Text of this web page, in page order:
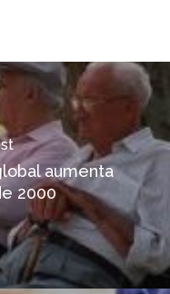
aumenta
2000